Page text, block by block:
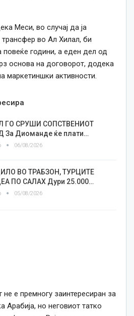
Меси, во случај да ја
во Ал Хилал, би
години, а еден дел од
основа на договорот, додека
маркетиншки активности.
ГО СРУШИ СОПСТВЕНИОТ
За Диоманде ќе плати…
06/08/2026
ВО ТРАБЗОН, ТУРЦИТЕ
ПО САЛАХ Дури 25.000…
05/08/2026
е премногу заинтересиран за
Арабија, но неговиот татко